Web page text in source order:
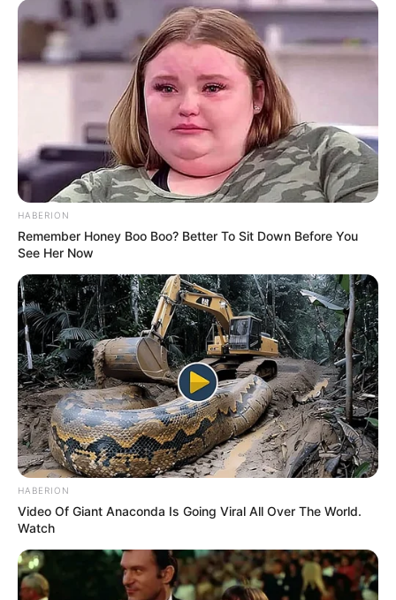
HABERION
Remember Honey Boo Boo? Better To Sit Down Before You
See Her Now
HABERION
Video Of Giant Anaconda Is Going Viral All Over The World.
Watch